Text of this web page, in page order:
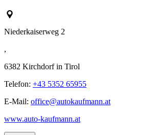
Niederkaiserweg 2
,
6382 Kirchdorf in Tirol
Telefon: +43 5352 65955
E-Mail: office@autokaufmann.at
www.auto-kaufmann.at